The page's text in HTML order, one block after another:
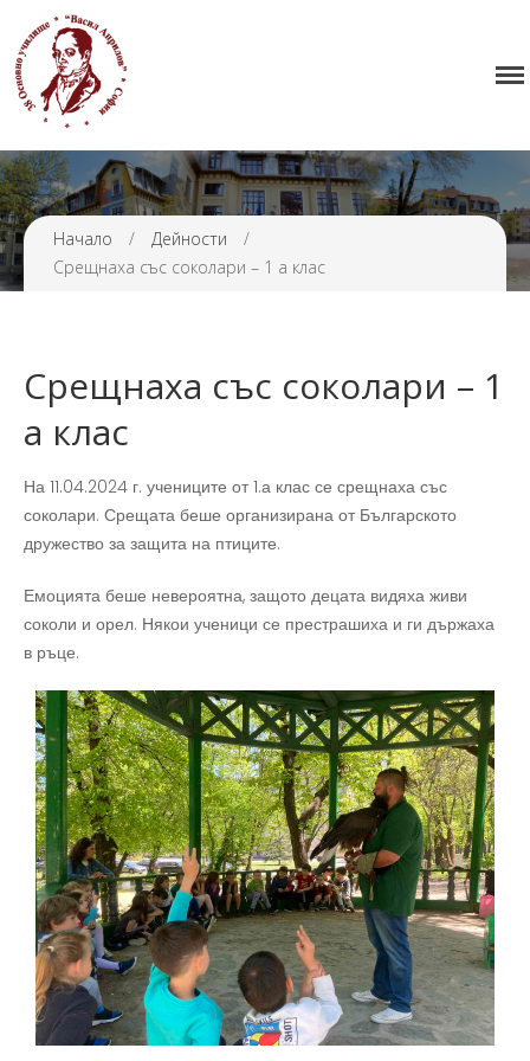
Нормативна уредба
Прием
Седмично разписание
Начало / Дейности
/
Срещнаха със соколари – 1 а клас
Срещнаха със соколари – 1
а клас
На 11.04.2024 г. учениците от 1.а клас се срещнаха със
соколари. Срещата беше организирана от Българското
дружество за защита на птиците.
Емоцията беше невероятна, защото децата видяха живи
соколи и орел. Някои ученици се престрашиха и ги държаха
в ръце.